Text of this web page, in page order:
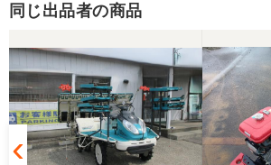
同じ出品者の商品